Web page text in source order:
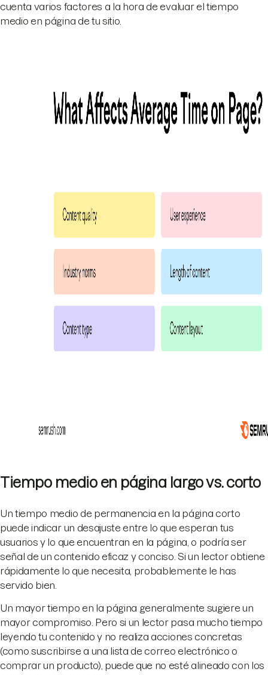
cuenta varios factores a la hora de evaluar el tiempo
medio en página de tu sitio.
Tiempo medio en página largo vs. corto
Un tiempo medio de permanencia en la página corto
puede indicar un desajuste entre lo que esperan tus
usuarios y lo que encuentran en la página, o podría ser
señal de un contenido eficaz y conciso. Si un lector obtiene
rápidamente lo que necesita, probablemente le has
servido bien.
Un mayor tiempo en la página generalmente sugiere un
mayor compromiso. Pero si un lector pasa mucho tiempo
leyendo tu contenido y no realiza acciones concretas
(como suscribirse a una lista de correo electrónico o
comprar un producto), puede que no esté alineado con los